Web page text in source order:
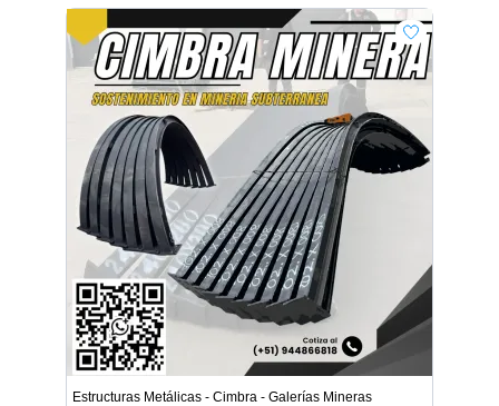
Estructuras Metálicas - Cimbra - Galerías Mineras